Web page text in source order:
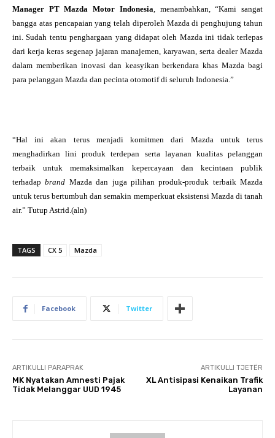
Manager PT Mazda Motor Indonesia, menambahkan,“Kami sangat
bangga atas pencapaian yang telah diperoleh Mazda di penghujung tahun
ini. Sudah tentu penghargaan yang didapat oleh Mazda ini tidak terlepas
dari kerja keras segenap jajaran manajemen, karyawan, serta dealer Mazda
dalam memberikan inovasi dan keasyikan berkendara khas Mazda bagi
para pelanggan Mazda dan pecinta otomotif di seluruh Indonesia.”
“Hal ini akan terus menjadi komitmen dari Mazda untuk terus
menghadirkan lini produk terdepan serta layanan kualitas pelanggan
terbaik untuk memaksimalkan kepercayaan dan kecintaan publik
terhadapbrand Mazda dan juga pilihan produk-produk terbaik Mazda
untuk terus bertumbuh dan semakin memperkuat eksistensi Mazda di tanah
air.” Tutup Astrid.(aln)
TAGS CX 5 Mazda
Facebook Twitter
ARTIKULLI PARAPRAK
MK Nyatakan Amnesti Pajak
Tidak Melanggar UUD 1945
ARTIKULLI TJETËR
XL Antisipasi Kenaikan Trafik
Layanan